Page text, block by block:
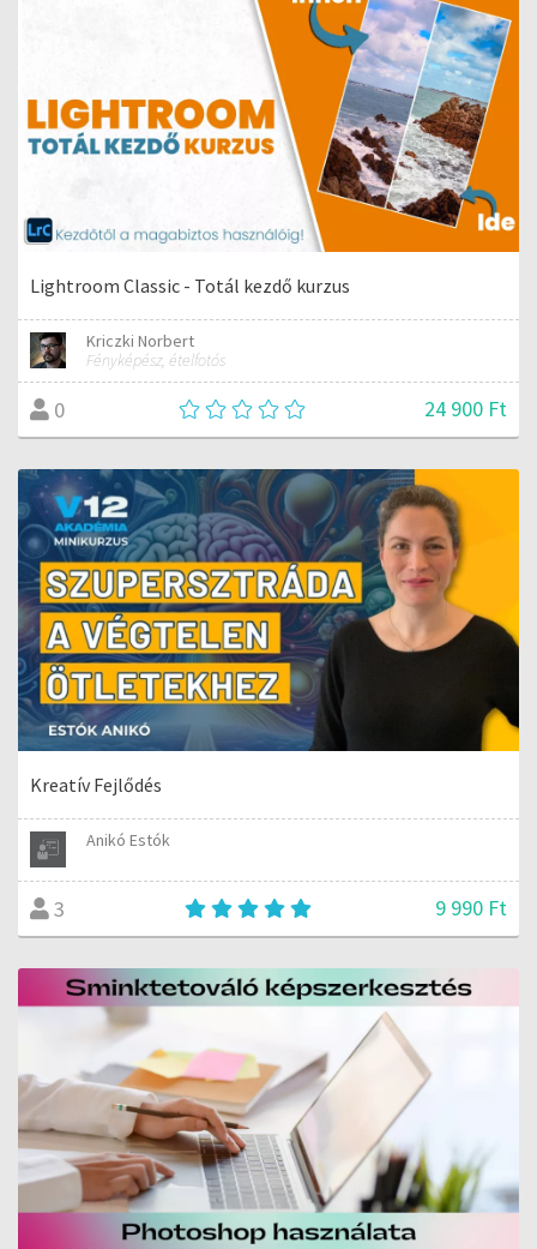
Lightroom Classic - Totál kezdő kurzus
Kriczki Norbert
Fényképész, ételfotós
0 24 900 Ft
Kreatív Fejlődés
Anikó Estók
3 9 990 Ft